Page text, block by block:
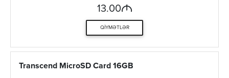
13.00M
QIYMƏTLƏR
Transcend MicroSD Card 16GB